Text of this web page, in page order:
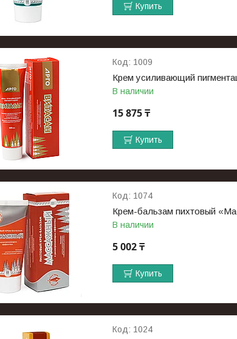
Купить
1009
Крем усиливающий
В наличии
15 875 ₸
Купить
1074
Крем-бальзам пихтовый
В наличии
5 002 ₸
Купить
1024